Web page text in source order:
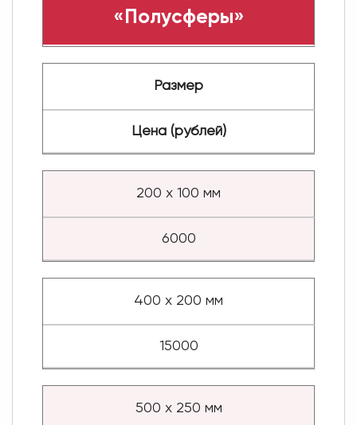
«Полусферы»
Размер
Цена (рублей)
200 х 100 мм
6000
400 х 200 мм
15000
500 х 250 мм